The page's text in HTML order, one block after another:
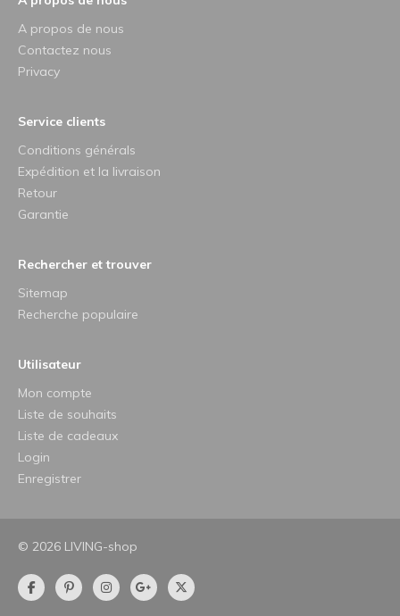
A propos de nous
Contactez nous
Privacy
Service clients
Conditions générals
Expédition et la livraison
Retour
Garantie
Rechercher et trouver
Sitemap
Recherche populaire
Utilisateur
Mon compte
Liste de souhaits
Liste de cadeaux
Login
Enregistrer
© 2026 LIVING-shop